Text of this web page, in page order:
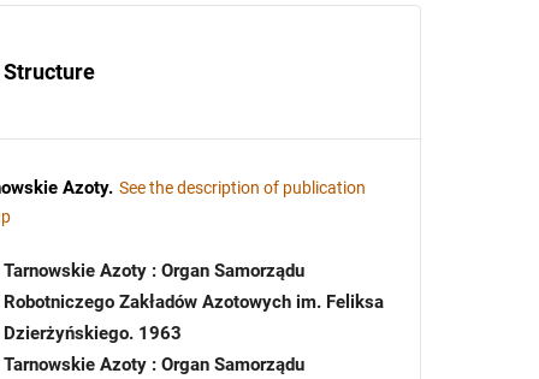
Structure
Azoty. See the description of publication
Tarnowskie Azoty : Organ Samorządu
Robotniczego Zakładów Azotowych im. Feliksa
Dzierżyńskiego. 1963
Tarnowskie Azoty : Organ Samorządu